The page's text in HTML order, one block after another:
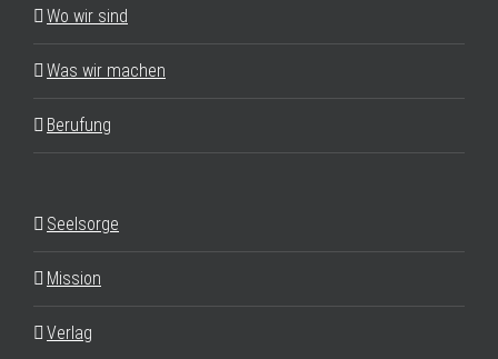
Wo wir sind
Was wir machen
Berufung
Seelsorge
Mission
Verlag